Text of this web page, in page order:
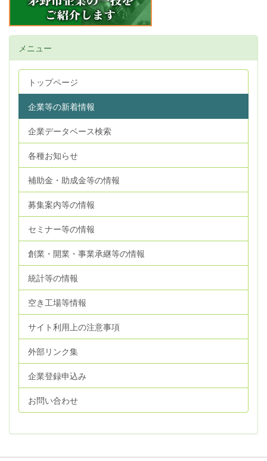
メニュー
トップページ
企業等の新着情報
企業データベース検索
各種お知らせ
補助金・助成金等の情報
募集案内等の情報
セミナー等の情報
創業・開業・事業承継等の情報
統計等の情報
空き工場等情報
サイト利用上の注意事項
外部リンク集
企業登録申込み
お問い合わせ